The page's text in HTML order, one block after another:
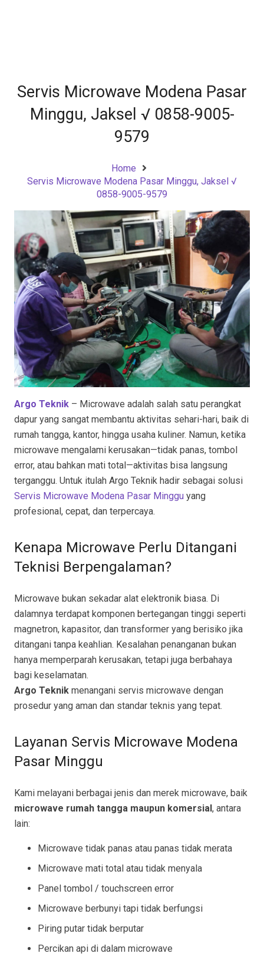
Servis Microwave Modena Pasar
Minggu, Jaksel √ 0858-9005-
9579
Home
Servis Microwave Modena Pasar Minggu, Jaksel √
0858-9005-9579
Argo Teknik – Microwave adalah salah satu perangkat
dapur yang sangat membantu aktivitas sehari-hari, baik di
rumah tangga, kantor, hingga usaha kuliner. Namun, ketika
microwave mengalami kerusakan—tidak panas, tombol
error, atau bahkan mati total—aktivitas bisa langsung
terganggu. Untuk itulah Argo Teknik hadir sebagai solusi
Servis Microwave Modena Pasar Minggu yang
profesional, cepat, dan terpercaya.
Kenapa Microwave Perlu Ditangani
Teknisi Berpengalaman?
Microwave bukan sekadar alat elektronik biasa. Di
dalamnya terdapat komponen bertegangan tinggi seperti
magnetron, kapasitor, dan transformer yang berisiko jika
ditangani tanpa keahlian. Kesalahan penanganan bukan
hanya memperparah kerusakan, tetapi juga berbahaya
bagi keselamatan.
Argo Teknik menangani servis microwave dengan
prosedur yang aman dan standar teknis yang tepat.
Layanan Servis Microwave Modena
Pasar Minggu
Kami melayani berbagai jenis dan merek microwave, baik
microwave rumah tangga maupun komersial , antara
lain:
Microwave tidak panas atau panas tidak merata
Microwave mati total atau tidak menyala
Panel tombol / touchscreen error
Microwave berbunyi tapi tidak berfungsi
Piring putar tidak berputar
Percikan api di dalam microwave